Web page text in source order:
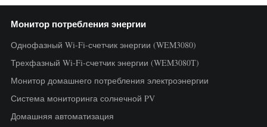
Монитор потребления энергии
Однофазный Wi-Fi-счетчик энергии (WEM3080)
Трехфазный Wi-Fi-счетчик энергии (WEM3080T)
Монитор домашнего потребления электроэнергии
Система мониторинга солнечной PV
Домашняя автоматизация